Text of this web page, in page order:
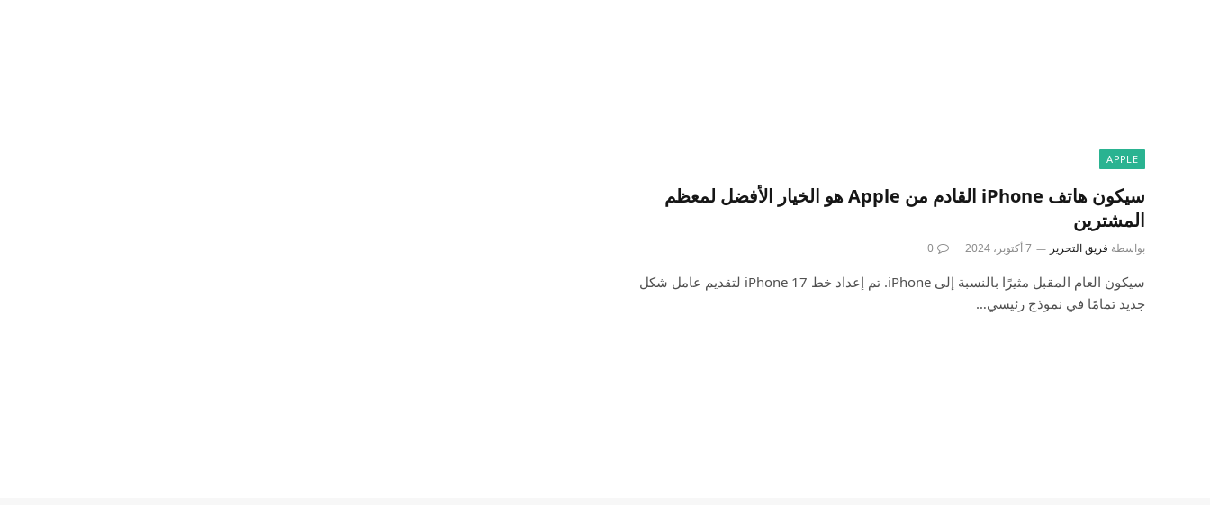
APPLE
سيكون هاتف iPhone القادم من Apple هو الخيار الأفضل لمعظم
المشترين
بواسطة فريق التحرير 7 أكتوبر، 2024 0
سيكون العام المقبل مثيرًا بالنسبة إلى iPhone. تم إعداد خط iPhone 17 لتقديم عامل شكل
جديد تمامًا في نموذج رئيسي…